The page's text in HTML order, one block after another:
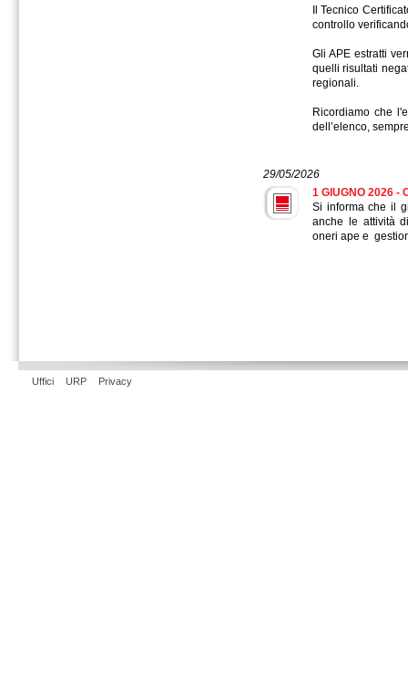
Il Tecnico
controllo
Gli APE estratti
quelli risultati
regionali.
Ricordiamo che
dell’elenco,
29/05/2026
1 GIUGNO 2026 -
Si informa che il
anche le attività
oneri ape e
Uffici URP Privacy